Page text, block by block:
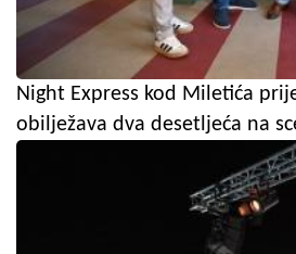
Night Express kod Miletića
obilježava dva desetljeća na